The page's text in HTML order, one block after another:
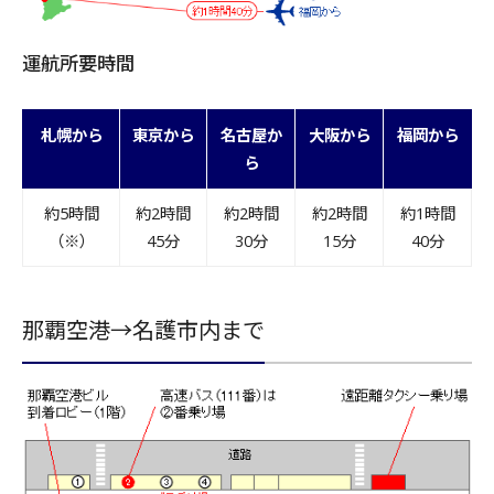
運航所要時間
札幌から 東京から
名古屋か
ら
大阪から 福岡から
約5時間
（※）
約2時間
45分
約2時間
30分
約2時間
15分
約1時間
40分
那覇空港→名護市内まで